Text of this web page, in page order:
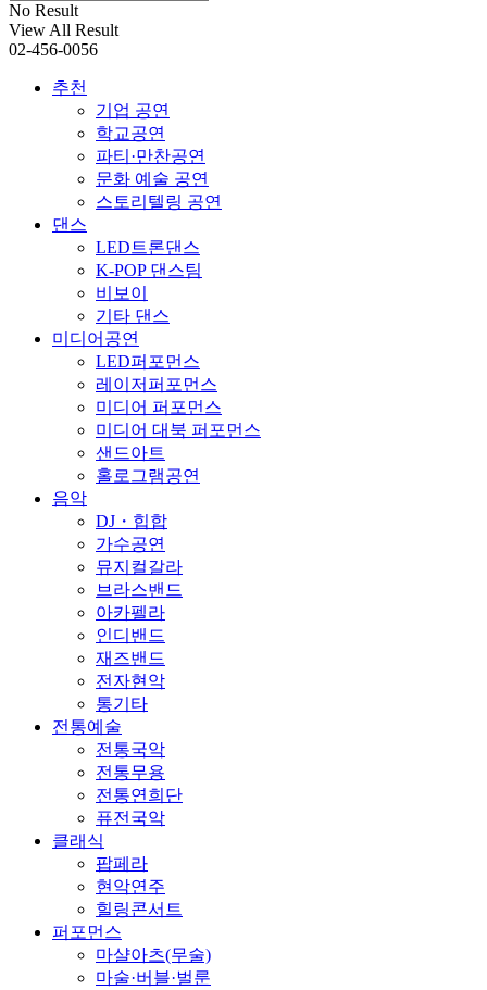
No Result
View All Result
02-456-0056
추천
기업 공연
학교공연
파티·만찬공연
문화 예술 공연
스토리텔링 공연
댄스
LED트론댄스
K-POP 댄스팀
비보이
기타 댄스
미디어공연
LED퍼포먼스
레이저퍼포먼스
미디어 퍼포먼스
미디어 대북 퍼포먼스
샌드아트
홀로그램공연
음악
DJ・힙합
가수공연
뮤지컬갈라
브라스밴드
아카펠라
인디밴드
재즈밴드
전자현악
통기타
전통예술
전통국악
전통무용
전통연희단
퓨전국악
클래식
팝페라
현악연주
힐링콘서트
퍼포먼스
마샬아츠(무술)
마술·버블·벌룬